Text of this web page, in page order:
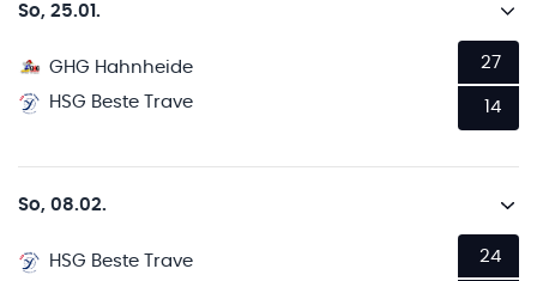
So, 25.01.
GHG Hahnheide
HSG Beste Trave
27
14
So, 08.02.
HSG Beste Trave
24